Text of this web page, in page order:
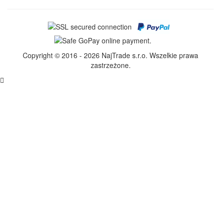
Copyright © 2016 - 2026 NajTrade s.r.o. Wszelkie prawa
zastrzeżone.